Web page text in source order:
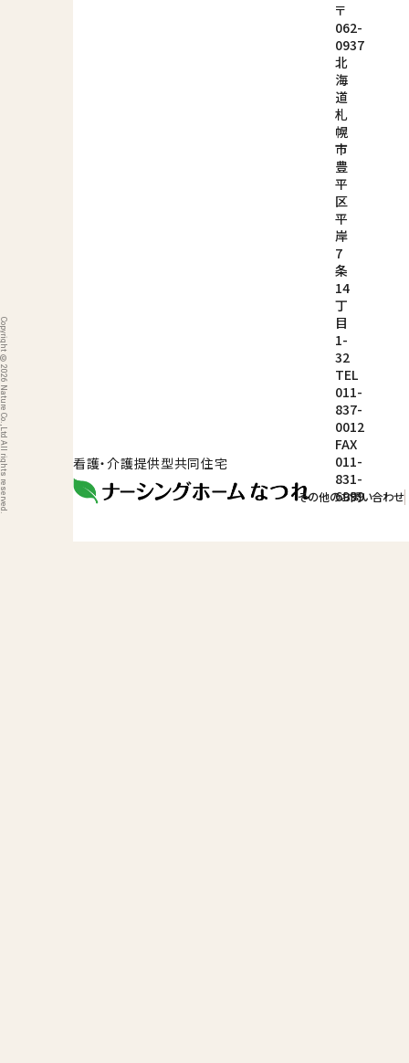
その他のお問い合わせ
看護・介護提供型共同住宅
〒
062-
0937
北
海
道
札
幌
市
豊
平
区
平
岸
7
条
14
丁
目
1-
32
TEL
011-
837-
0012
FAX
011-
831-
6999
Copyright © 2026 Nature Co.,Ltd All rights reserved.